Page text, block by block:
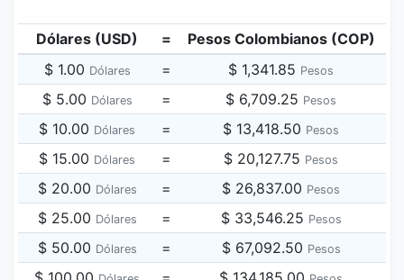
Dólares (USD) =
Pesos Colombianos (COP)
$ 1.00 Dólares = $ 1,341.85 Pesos
$ 5.00 Dólares = $ 6,709.25 Pesos
$ 10.00 Dólares = $ 13,418.50 Pesos
$ 15.00 Dólares = $ 20,127.75 Pesos
$ 20.00 Dólares = $ 26,837.00 Pesos
$ 25.00 Dólares = $ 33,546.25 Pesos
$ 50.00 Dólares = $ 67,092.50 Pesos